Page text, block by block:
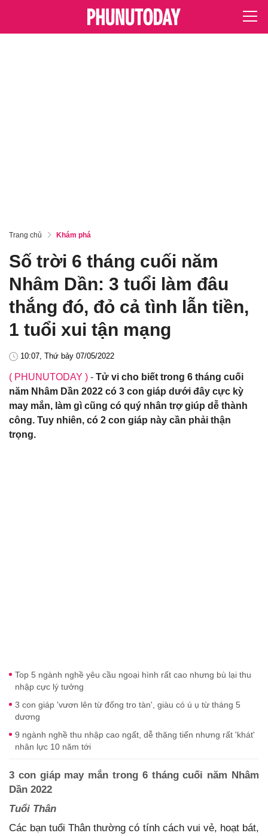
Trang chủ Khám phá
Số trời 6 tháng cuối năm
Nhâm Dần: 3 tuổi làm đâu
thắng đó, đỏ cả tình lẫn tiền,
1 tuổi xui tận mạng
10:07, Thứ bảy 07/05/2022
( PHUNUTODAY ) - Tử vi cho biết trong 6 tháng cuối
năm Nhâm Dần 2022 có 3 con giáp dưới đây cực kỳ
may mắn, làm gì cũng có quý nhân trợ giúp dễ thành
công. Tuy nhiên, có 2 con giáp này cần phải thận
trọng.
Top 5 ngành nghề yêu cầu ngoại hình rất cao nhưng bù lại thu
nhập cực lý tưởng
3 con giáp 'vươn lên từ đống tro tàn', giàu có ú ụ từ tháng 5
dương
9 ngành nghề thu nhập cao ngất, dễ thăng tiến nhưng rất 'khát'
nhân lực 10 năm tới
3 con giáp may mắn trong 6 tháng cuối năm Nhâm
Dần 2022
Tuổi Thân
Các bạn tuổi Thân thường có tính cách vui vẻ, hoạt bát,